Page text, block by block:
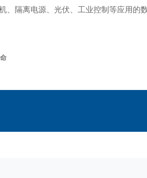
、隔离电源、光伏、工业控制等应用的